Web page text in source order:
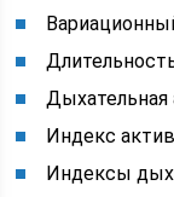
Дыхательная
Индекс
Индексы